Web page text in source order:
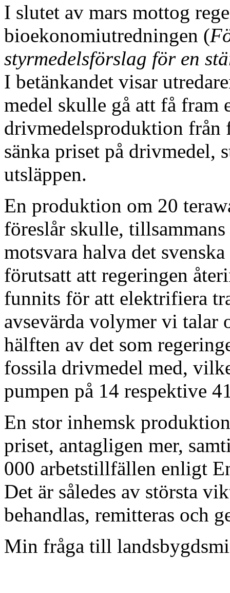
I slutet av mars mottog
bioekonomiutredningen (
styrmedelsförslag för en
I betänkandet visar
medel skulle gå att få fram
drivmedelsproduktion
sänka priset på drivmedel,
utsläppen.
En produktion om 20
föreslår skulle,
motsvara halva det
förutsatt att regeringen
funnits för att elektrifiera
avsevärda volymer vi talar
hälften av det som
fossila drivmedel med,
pumpen på 14 respektive
En stor inhemsk
priset, antagligen mer,
000 arbetstillfällen enligt
Det är således av största
behandlas, remitteras och
Min fråga till